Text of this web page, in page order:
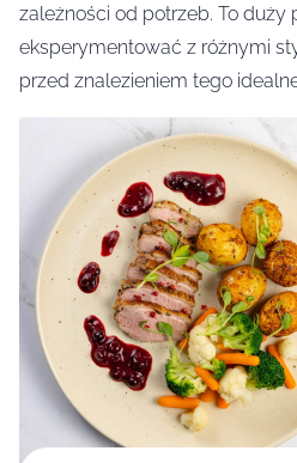
zależności od potrzeb. To duży
eksperymentować z różnymi
przed znalezieniem tego